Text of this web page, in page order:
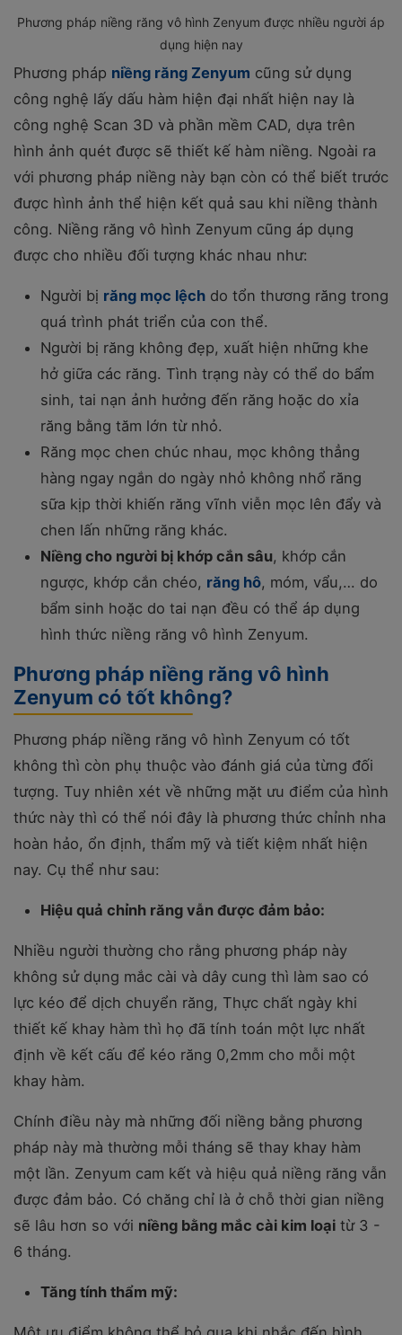
Phương pháp niềng răng vô hình Zenyum được nhiều người áp
dụng hiện nay
Phương pháp niềng răng Zenyum cũng sử dụng
công nghệ lấy dấu hàm hiện đại nhất hiện nay là
công nghệ Scan 3D và phần mềm CAD, dựa trên
hình ảnh quét được sẽ thiết kế hàm niềng. Ngoài ra
với phương pháp niềng này bạn còn có thể biết trước
được hình ảnh thể hiện kết quả sau khi niềng thành
công. Niềng răng vô hình Zenyum cũng áp dụng
được cho nhiều đối tượng khác nhau như:
Người bị răng mọc lệch do tổn thương răng trong
quá trình phát triển của con thể.
Người bị răng không đẹp, xuất hiện những khe
hở giữa các răng. Tình trạng này có thể do bẩm
sinh, tai nạn ảnh hưởng đến răng hoặc do xỉa
răng bằng tăm lớn từ nhỏ.
Răng mọc chen chúc nhau, mọc không thẳng
hàng ngay ngắn do ngày nhỏ không nhổ răng
sữa kịp thời khiến răng vĩnh viễn mọc lên đẩy và
chen lấn những răng khác.
Niềng cho người bị khớp cắn sâu, khớp cắn
ngược, khớp cắn chéo, răng hô, móm, vẩu,… do
bẩm sinh hoặc do tai nạn đều có thể áp dụng
hình thức niềng răng vô hình Zenyum.
Phương pháp niềng răng vô hình
Zenyum có tốt không?
Phương pháp niềng răng vô hình Zenyum có tốt
không thì còn phụ thuộc vào đánh giá của từng đối
tượng. Tuy nhiên xét về những mặt ưu điểm của hình
thức này thì có thể nói đây là phương thức chỉnh nha
hoàn hảo, ổn định, thẩm mỹ và tiết kiệm nhất hiện
nay. Cụ thể như sau:
Hiệu quả chỉnh răng vẫn được đảm bảo:
Nhiều người thường cho rằng phương pháp này
không sử dụng mắc cài và dây cung thì làm sao có
lực kéo để dịch chuyển răng, Thực chất ngày khi
thiết kế khay hàm thì họ đã tính toán một lực nhất
định về kết cấu để kéo răng 0,2mm cho mỗi một
khay hàm.
Chính điều này mà những đối niềng bằng phương
pháp này mà thường mỗi tháng sẽ thay khay hàm
một lần. Zenyum cam kết và hiệu quả niềng răng vẫn
được đảm bảo. Có chăng chỉ là ở chỗ thời gian niềng
sẽ lâu hơn so với niềng bằng mắc cài kim loại từ 3 -
6 tháng.
Tăng tính thẩm mỹ: